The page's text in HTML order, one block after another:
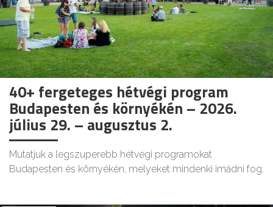
40+ fergeteges hétvégi program
Budapesten és környékén – 2026.
július 29. – augusztus 2.
Mutatjuk a legszuperebb hétvégi programokat
Budapesten és környékén, melyeket mindenki imádni fog.